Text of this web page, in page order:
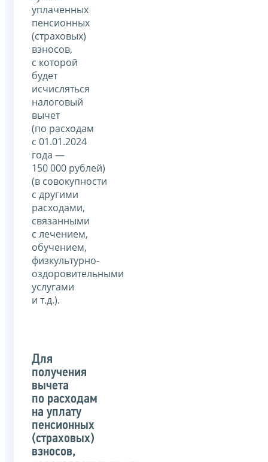
уплаченных
пенсионных
(страховых)
взносов,
с которой
будет
исчисляться
налоговый
вычет
(по расходам
с 01.01.2024
года —
150 000 рублей)
(в совокупности
с другими
расходами,
связанными
с лечением,
обучением,
физкультурно-
оздоровительными
услугами
и т.д.).
Для
получения
вычета
по расходам
на уплату
пенсионных
(страховых)
взносов,